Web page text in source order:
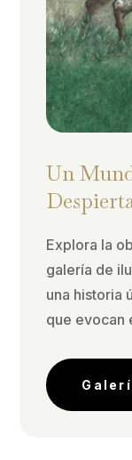
Un
Explora la
galería de
una historia
que evocan